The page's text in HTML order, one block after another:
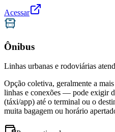
Acessar
Ônibus
Linhas urbanas e rodoviárias
Opção coletiva, geralmente a
linhas e conexões — pode exigir
(táxi/app) até o terminal ou o
muita bagagem ou horário